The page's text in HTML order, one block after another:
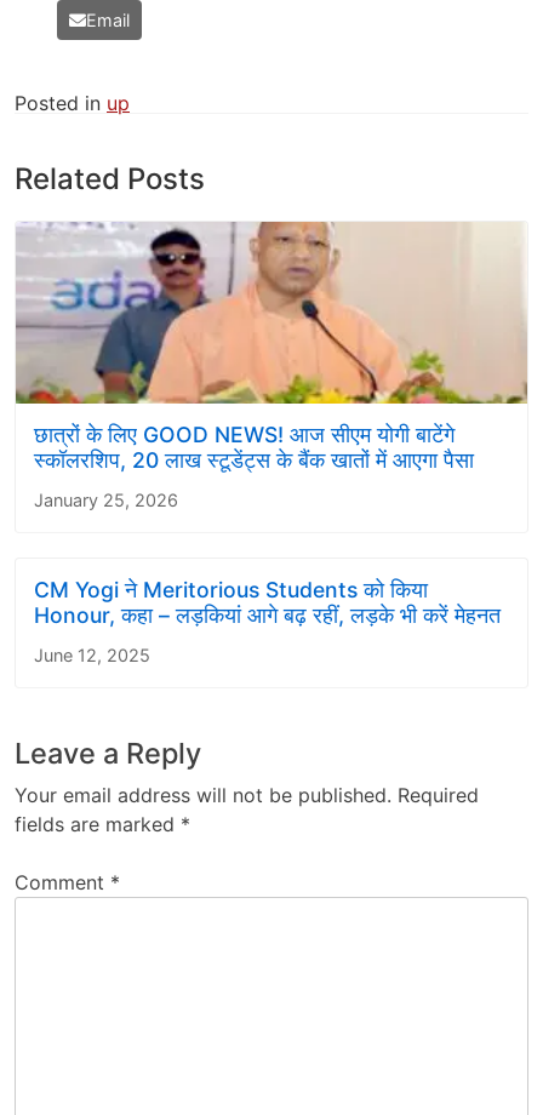
Email
Posted in up
Related Posts
छात्रों के लिए GOOD NEWS! आज सीएम योगी बाटेंगे
स्कॉलरशिप, 20 लाख स्टूडेंट्स के बैंक खातों में आएगा पैसा
January 25, 2026
CM Yogi ने Meritorious Students को किया
Honour, कहा – लड़कियां आगे बढ़ रहीं, लड़के भी करें मेहनत
June 12, 2025
Leave a Reply
Your email address will not be published. Required
fields are marked *
Comment *